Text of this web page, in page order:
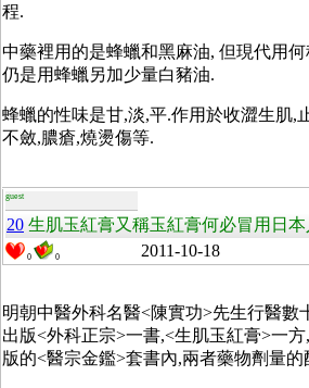
程.
中藥裡用的是蜂蠟和黑麻油, 但現代用
仍是用蜂蠟另加少量白豬油.
蜂蠟的性味是甘,淡,平.作用於收澀生肌,
不斂,膿瘡,燒燙傷等.
guest
20 生肌玉紅膏又稱玉紅膏何必冒用日本
0 0 2011-10-18
明朝中醫外科名醫<陳實功>先生行醫數
出版<外科正宗>一書,<生肌玉紅膏>一
版的<醫宗金鑑>套書內,兩者藥物劑量的